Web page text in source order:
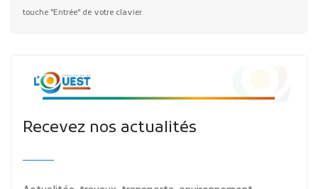
touche "Entrée" de votre clavier.
Recevez nos actualités